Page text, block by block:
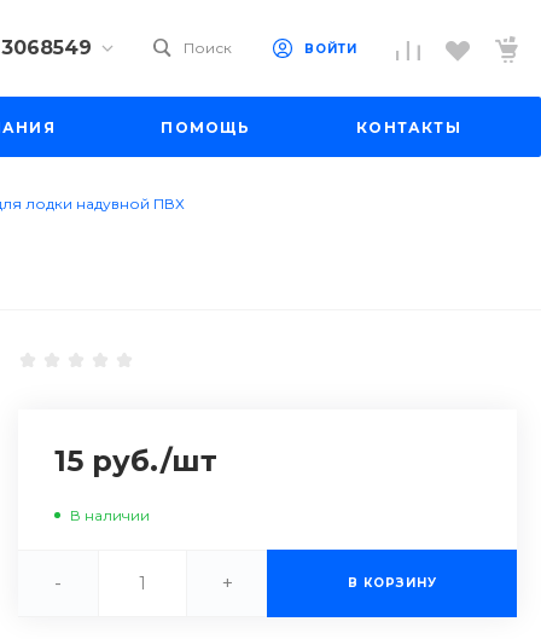
19:00
Поиск ВОЙТИ
ПОМОЩЬ КОНТАКТЫ
лодки надувной ПВХ
15 руб./шт
В наличии
- + В КОРЗИНУ